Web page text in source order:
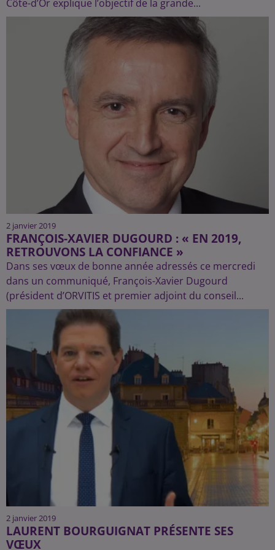
Côte-d’Or explique l’objectif de la grande...
2 janvier 2019
FRANÇOIS-XAVIER DUGOURD : « EN 2019,
RETROUVONS LA CONFIANCE »
Dans ses vœux de bonne année adressés ce mercredi
dans un communiqué, François-Xavier Dugourd
(président d’ORVITIS et premier adjoint du conseil...
2 janvier 2019
LAURENT BOURGUIGNAT PRÉSENTE SES
VŒUX